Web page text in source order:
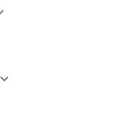
expand_more